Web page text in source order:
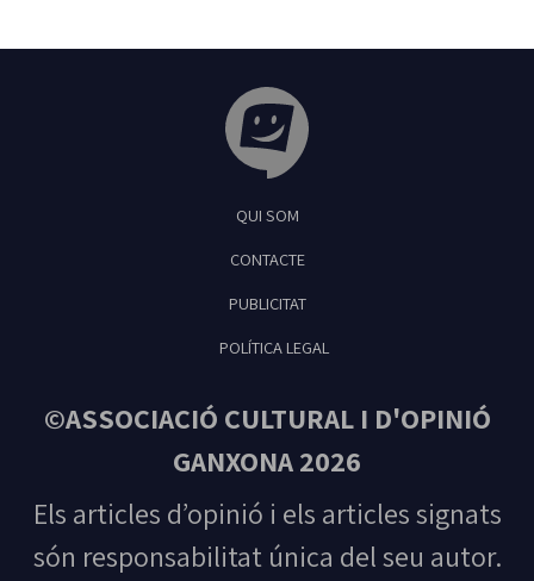
Tribuna Ganxona - Revista digital de Sant
GANXONA 2026
són responsabilitat única del seu autor.